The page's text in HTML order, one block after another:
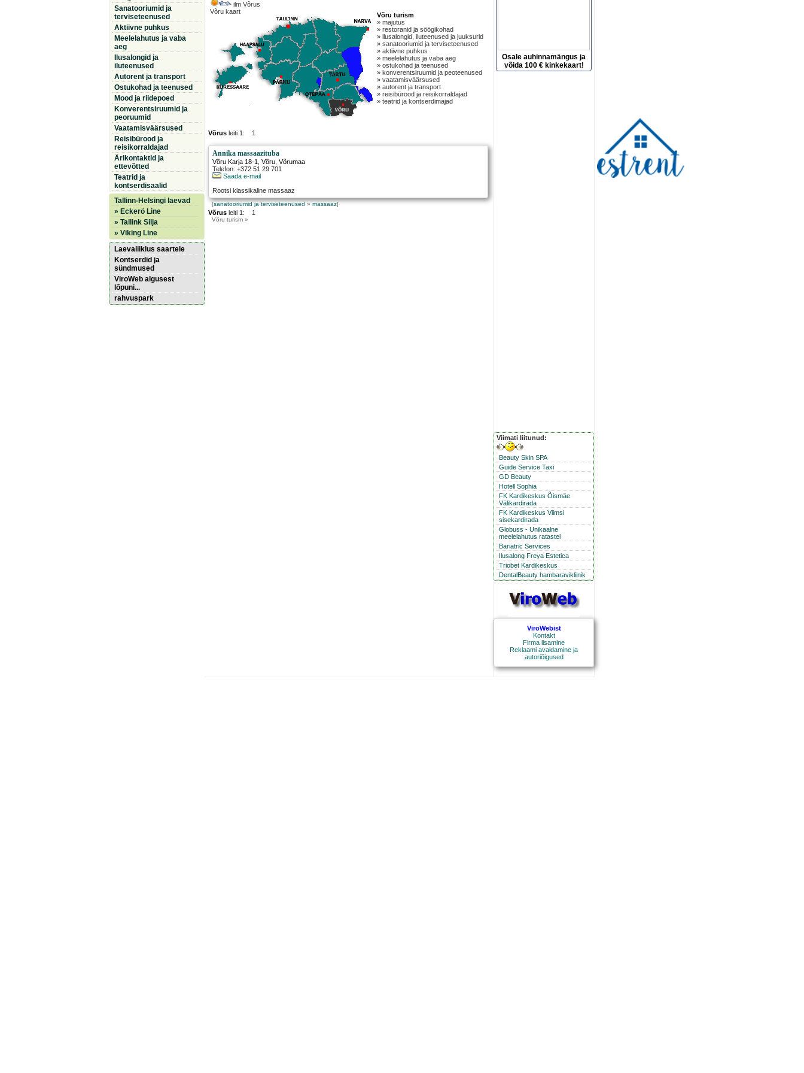
Sanatooriumid ja
terviseteenused
Aktiivne puhkus
Meelelahutus ja vaba
aeg
Ilusalongid ja
iluteenused
Autorent ja transport
Ostukohad ja teenused
Mood ja riidepoed
Konverentsiruumid ja
peoruumid
Vaatamisväärsused
Reisibürood ja
reisikorraldajad
Ärikontaktid ja
ettevõtted
Teatrid ja
kontserdisaalid
Tallinn-Helsingi laevad
» Eckerö Line
» Tallink Silja
» Viking Line
Laevaliiklus saartele
Kontserdid ja
sündmused
ViroWeb algusest
lõpuni...
rahvuspark
ilm Võrus
Võru kaart
Võru turism
» majutus
» restoranid ja söögikohad
» ilusalongid, iluteenused ja juuksurid
» sanatooriumid ja terviseteenused
» aktiivne puhkus
» meelelahutus ja vaba aeg
» ostukohad ja teenused
» konverentsiruumid ja peoteenused
» vaatamisväärsused
» autorent ja transport
» reisibürood ja reisikorraldajad
» teatrid ja kontserdimajad
Võrus leiti 1: 1
Annika massaazituba
Võru Karja 18-1 ,Võru , Võrumaa
Telefon: +372 51 29 701
Saada e-mail
Rootsi klassikaline massaaz
[sanatooriumid ja terviseteenused»massaaz]
Võrus leiti 1: 1
Võru turism »
Osale auhinnamängus ja
võida 100 € kinkekaart!
Viimati liitunud:
Beauty Skin SPA
Guide Service Taxi
GD Beauty
Hotell Sophia
FK Kardikeskus Õismäe
Välikardirada
FK Kardikeskus Viimsi
sisekardirada
Globuss - Unikaalne
meelelahutus ratastel
Bariatric Services
Ilusalong Freya Estetica
Triobet Kardikeskus
DentalBeauty hambaravikliinik
ViroWebist
Kontakt
Firma lisamine
Reklaami avaldamine ja
autoriõigused